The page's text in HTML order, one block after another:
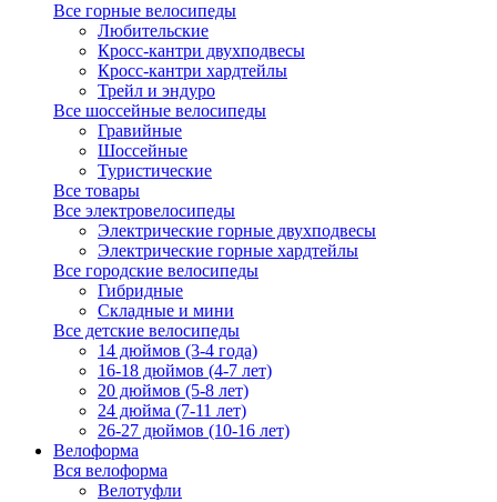
Все горные велосипеды
Любительские
Кросс-кантри двухподвесы
Кросс-кантри хардтейлы
Трейл и эндуро
Все шоссейные велосипеды
Гравийные
Шоссейные
Туристические
Все товары
Все электровелосипеды
Электрические горные двухподвесы
Электрические горные хардтейлы
Все городские велосипеды
Гибридные
Складные и мини
Все детские велосипеды
14 дюймов (3-4 года)
16-18 дюймов (4-7 лет)
20 дюймов (5-8 лет)
24 дюйма (7-11 лет)
26-27 дюймов (10-16 лет)
Велоформа
Вся велоформа
Велотуфли